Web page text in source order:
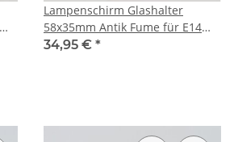
Lampenschirm Glashalter
58x35mm Antik Fume für E14
und E27 Fassung
34,95 € *